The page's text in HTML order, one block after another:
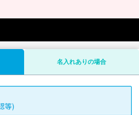
名入れありの場合